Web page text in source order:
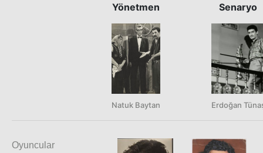
Yönetmen
Natuk Baytan
Senaryo
Erdoğan
Oyuncular